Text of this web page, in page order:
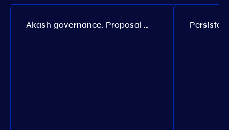
Akash governance. Proposal №308